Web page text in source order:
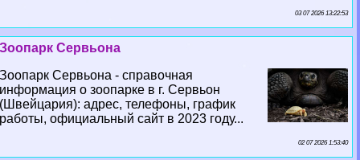
03 07 2026 13:22:53
Зоопарк Сервьона
Зоопарк Сервьона - справочная
информация о зоопарке в г. Сервьон
(Швейцария): адрес, телефоны, график
работы, официальный сайт в 2023 году...
02 07 2026 1:53:40